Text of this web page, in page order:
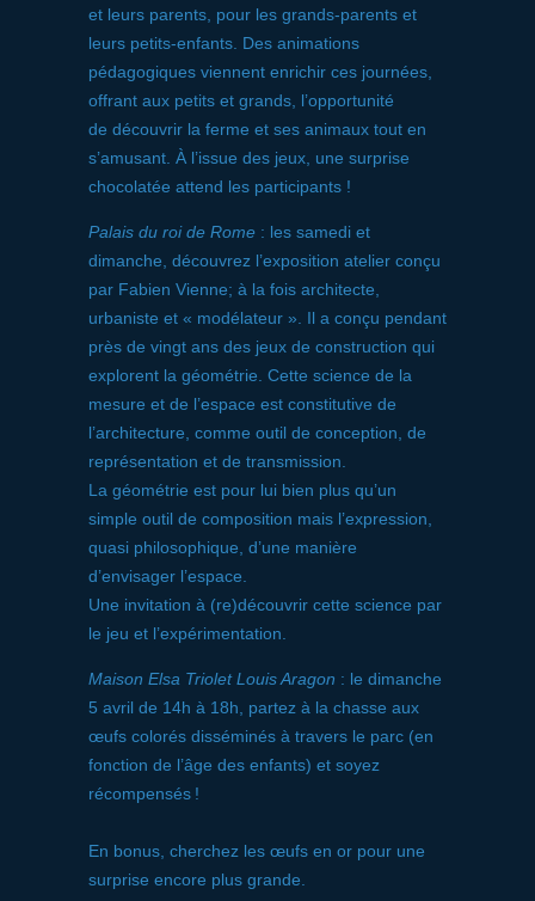
et leurs parents, pour les grands-parents et
leurs petits-enfants. Des animations
pédagogiques viennent enrichir ces journées,
offrant aux petits et grands, l’opportunité
de découvrir la ferme et ses animaux tout en
s’amusant. À l’issue des jeux, une surprise
chocolatée attend les participants !
Palais du roi de Rome : les samedi et
dimanche, découvrez l’exposition atelier conçu
par Fabien Vienne; à la fois architecte,
urbaniste et « modélateur ». Il a conçu pendant
près de vingt ans des jeux de construction qui
explorent la géométrie. Cette science de la
mesure et de l’espace est constitutive de
l’architecture, comme outil de conception, de
représentation et de transmission.
La géométrie est pour lui bien plus qu’un
simple outil de composition mais l’expression,
quasi philosophique, d’une manière
d’envisager l’espace.
Une invitation à (re)découvrir cette science par
le jeu et l’expérimentation.
Maison Elsa Triolet Louis Aragon : le dimanche
5 avril de 14h à 18h, partez à la chasse aux
œufs colorés disséminés à travers le parc (en
fonction de l’âge des enfants) et soyez
récompensés !
En bonus, cherchez les œufs en or pour une
surprise encore plus grande.